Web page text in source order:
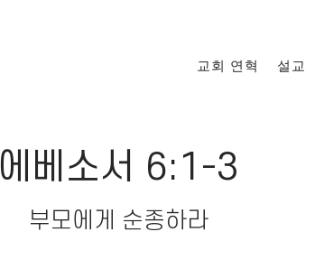
교회 연혁 설교
에베소서 6:1-3
부모에게 순종하라